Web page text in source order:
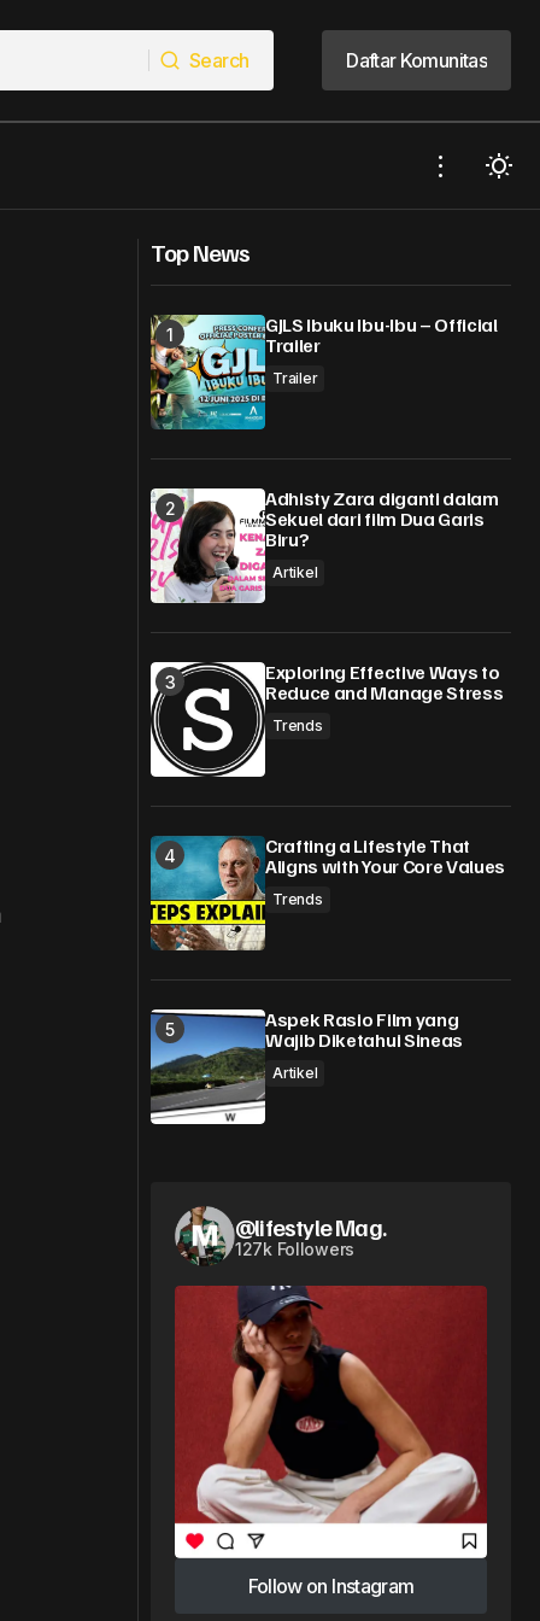
Search
Search
Daftar Komunitas
Daftar Komunitas
Cahaya di NETFLIX Original Worldwide
13 Januari 2022
Top News
GJLS Ibuku Ibu-Ibu – Official
Trailer
Trailer
Adhisty Zara diganti dalam
Sekuel dari film Dua Garis
Biru?
Artikel
Exploring Effective Ways to
Reduce and Manage Stress
Trends
Crafting a Lifestyle That
Aligns with Your Core Values
Trends
Aspek Rasio Film yang
Wajib Diketahui Sineas
Artikel
@lifestyle Mag.
127k Followers
Follow on Instagram